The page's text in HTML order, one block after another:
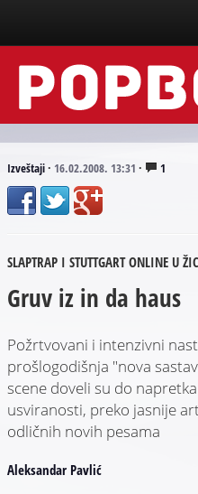
Vesti
Događaji
Tekstovi
Scena
Arhive
Izveštaji· 16.02.2008. 13:31 · 1
SLAPTRAP I STUTTGART ONLINE U
Gruv iz in da haus
Požrtvovani i intenzivni
prošlogodišnja "nova
scene doveli su do
usviranosti, preko jasnije
odličnih novih pesama
Aleksandar Pavlić